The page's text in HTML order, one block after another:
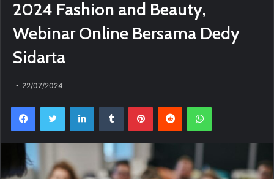
2024 Fashion and Beauty,
Webinar Online Bersama Dedy
Sidarta
22/07/2024